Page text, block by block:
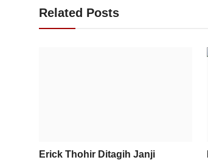
Related Posts
Erick Thohir Ditagih Janji